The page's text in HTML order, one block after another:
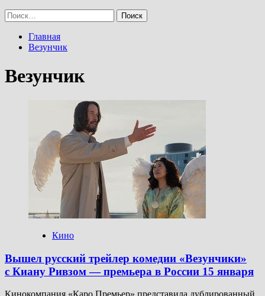
Найти:
Главная
Везунчик
Везунчик
Кино
Вышел русский трейлер комедии «Везунчики»
с Киану Ривзом — премьера в России 15 января